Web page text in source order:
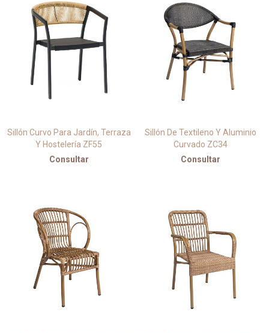
Sillón Curvo Para Jardín, Terraza
Y Hostelería ZF55
Consultar
Sillón De Textileno Y Aluminio
Curvado ZC34
Consultar